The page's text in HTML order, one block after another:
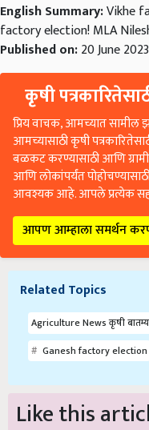
English Summary:Vikhe
factory election! MLA
Published on:20 June
कृषी
प्रिय वाचक, आमच्यात सामील
आमच्यासाठी कृषी
बळकट करण्यासाठी आणि
आणि लोकांपर्यंत
आवश्यक आहे. आपले प्रत्येक
आपण आम्हाला समर्थन
Related Topics
Agriculture News कृषी
Ganesh factory election
Like this